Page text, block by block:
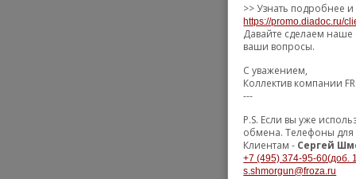
>> Узнать подробнее
https://promo.diadoc.ru/
Давайте сделаем наше
ваши вопросы.
С уважением,
Коллектив компании
---
P.S. Если вы уже
обмена. Телефоны
Клиентам - Сергей
+7 (495) 374-95-60(доб.
s.shmorgun@froza.ru